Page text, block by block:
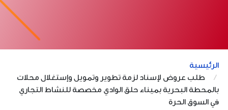
الرئيسية
طلب عروض لإسناد لزمة تطوير وتمويل وإستغلال محلات
بالمحطة البحرية بميناء حلق الوادي مخصصة للنشاط التجاري
في السوق الحرة